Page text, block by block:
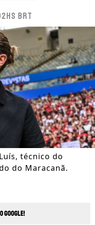
BRT
técnico do
do Maracanã.
Google!